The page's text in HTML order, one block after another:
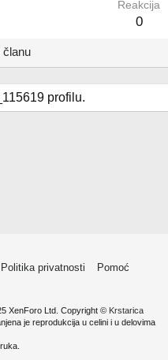
Reakcija
0
članu
profilu.
Politika privatnosti
Pomoć
XenForo Ltd. Copyright © Krstarica
je reprodukcija u celini i u delovima